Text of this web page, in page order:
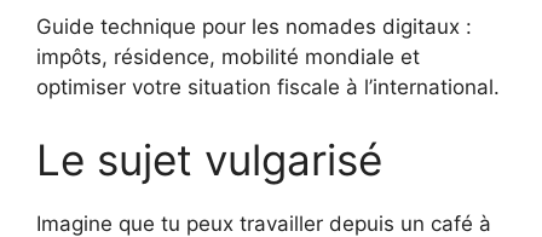
Guide technique pour les nomades digitaux :
impôts, résidence, mobilité mondiale et
optimiser votre situation fiscale à l’international.
Le sujet vulgarisé
Imagine que tu peux travailler depuis un café à